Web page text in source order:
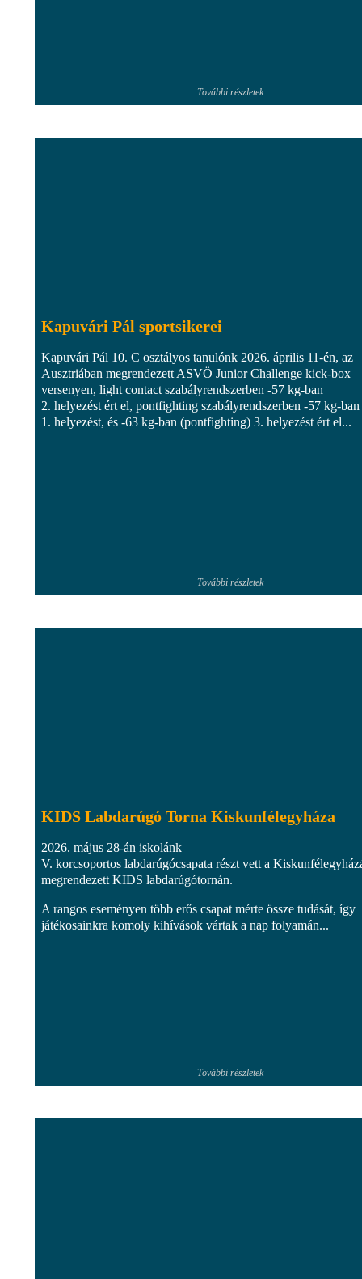
További részletek
Kapuvári Pál sportsikerei
Kapuvári Pál 10. C osztályos tanulónk 2026. április 11-én, az
Ausztriában megrendezett ASVÖ Junior Challenge kick-box
versenyen, light contact szabályrendszerben -57 kg-ban
2. helyezést ért el, pontfighting szabályrendszerben -57 kg-ban
1. helyezést, és -63 kg-ban (pontfighting) 3. helyezést ért el...
További részletek
KIDS Labdarúgó Torna Kiskunfélegyháza
2026. május 28-án iskolánk
V. korcsoportos labdarúgócsapata részt vett a
megrendezett KIDS labdarúgótornán.
A rangos eseményen több erős csapat mérte össze tudását, így
játékosainkra komoly kihívások vártak a nap folyamán...
További részletek